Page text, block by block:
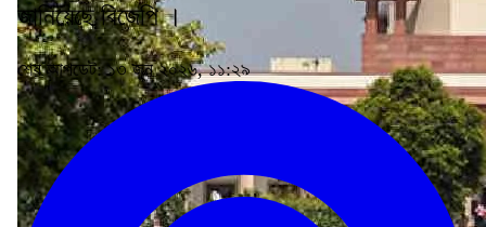
জানিয়েছে বিজেপি ।
শেষ আপডেট: ১৩ জুন ২০২৬, ১১:২৯